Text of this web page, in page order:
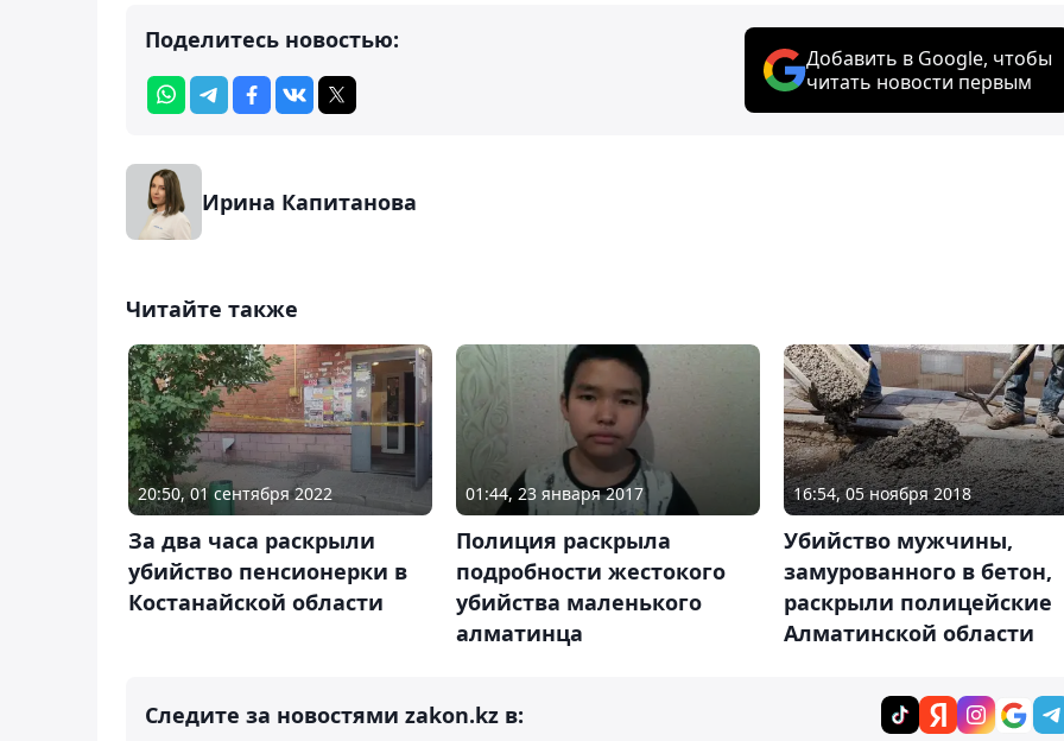
Поделитесь новостью:
Добавить в Google, чтобы
читать новости первым
Ирина Капитанова
Читайте также
20:50, 01 сентября 2022
За два часа раскрыли
убийство пенсионерки в
Костанайской области
01:44, 23 января 2017
Полиция раскрыла
подробности жестокого
убийства маленького
алматинца
16:54, 05 ноября 2018
Убийство мужчины,
замурованного в бетон,
раскрыли полицейские
Алматинской области
Следите за новостями zakon.kz в: